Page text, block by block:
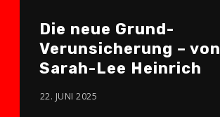
Die neue Grund-
Verunsicherung – von
Sarah-Lee Heinrich
22. JUNI 2025